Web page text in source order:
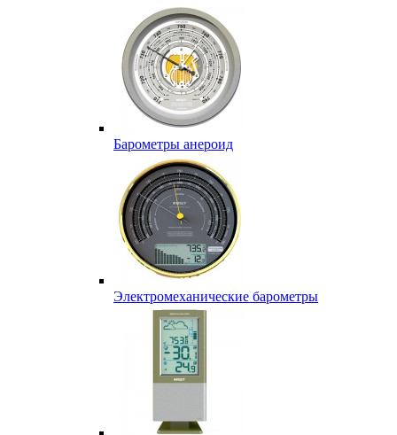
Барометры анероид
Электромеханические барометры